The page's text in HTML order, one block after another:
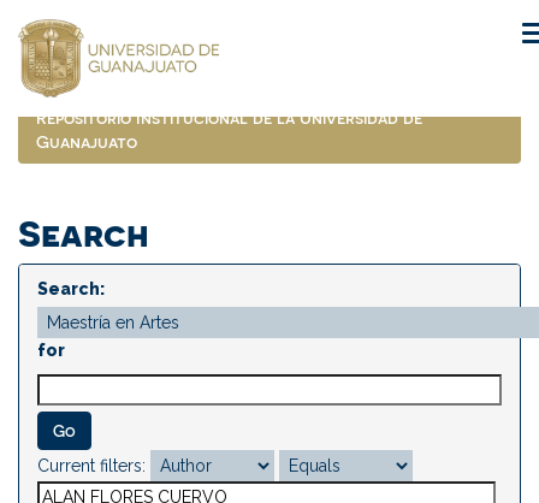
navigation
Repositorio Institucional de la Universidad de
Guanajuato
Search
Search:
for
Current filters: